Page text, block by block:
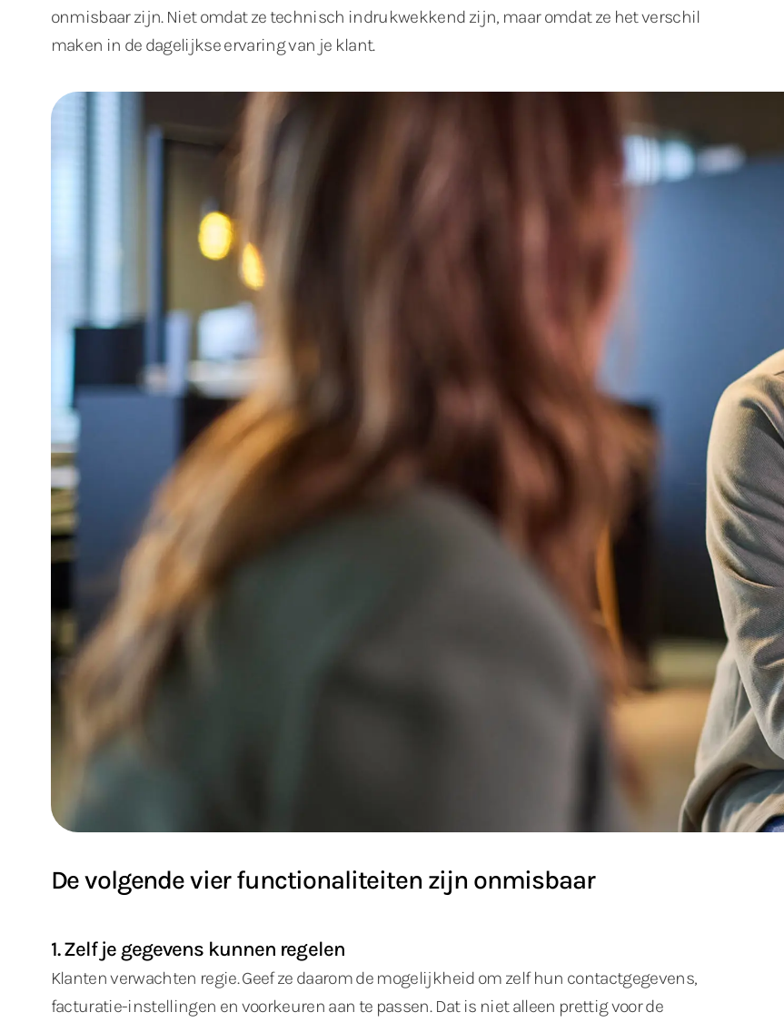
onmisbaar zijn. Niet omdat ze technisch indrukwekkend zijn, maar omdat ze het verschil
maken in de dagelijkse ervaring van je klant.
De volgende vier functionaliteiten zijn onmisbaar
1. Zelf je gegevens kunnen regelen
Klanten verwachten regie. Geef ze daarom de mogelijkheid om zelf hun contactgegevens,
facturatie-instellingen en voorkeuren aan te passen. Dat is niet alleen prettig voor de